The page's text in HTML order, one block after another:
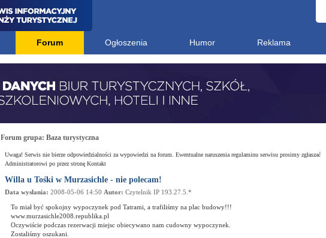
Forum Ogłoszenia Humor Reklama
Forum grupa: Baza turystyczna
Uwaga! Serwis nie bierze odpowiedzialności za wypowiedzi na forum. Ewentualne naruszenia regulaminu serwisu prosimy zgłaszać
Administratorowi po przez stronę Kontakt
Willa u Tośki w Murzasichle - nie polecam!
Data wysłania: 2008-05-06 14:50 Autor: Czytelnik IP 193.27.5.*
To miał być spokojny wypoczynek pod Tatrami, a trafiliśmy na plac budowy!!!
www.murzasichle2008.republika.pl
Oczywiście podczas rezerwacji miejsc obiecywano nam cudowny wypoczynek.
Zostaliśmy oszukani.